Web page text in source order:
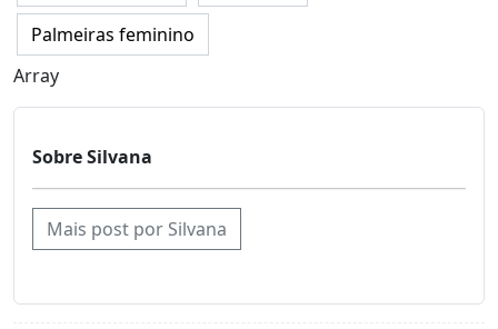
Palmeiras feminino
Array
Sobre Silvana
Mais post por Silvana